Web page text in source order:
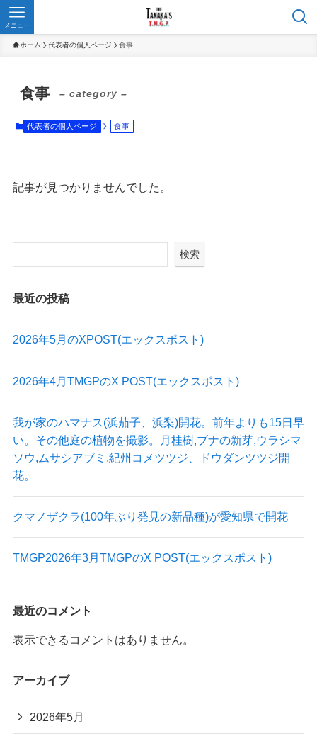
メニュー
ホーム 代表者の個人ページ 食事
食事 – category –
代表者の個人ページ 食事
記事が見つかりませんでした。
検索
最近の投稿
2026年5月のXPOST(エックスポスト)
2026年4月TMGPのX POST(エックスポスト)
我が家のハマナス(浜茄子、浜梨)開花。前年よりも15日早
い。その他庭の植物を撮影。月桂樹,ブナの新芽,ウラシマ
ソウ,ムサシアブミ,紀州コメツツジ、ドウダンツツジ開
花。
クマノザクラ(100年ぶり発見の新品種)が愛知県で開花
TMGP2026年3月TMGPのX POST(エックスポスト)
最近のコメント
表示できるコメントはありません。
アーカイブ
2026年5月